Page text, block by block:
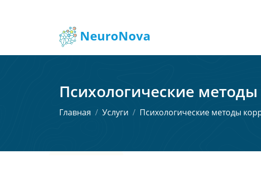
NeuroNova
Психологические
Главная Услуги Психологические методы